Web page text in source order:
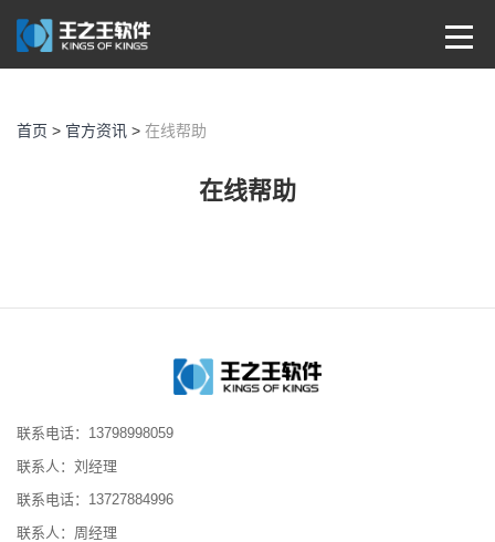
首页 > 官方资讯 > 在线帮助
在线帮助
联系电话：13798998059
联系人：刘经理
联系电话：13727884996
联系人：周经理